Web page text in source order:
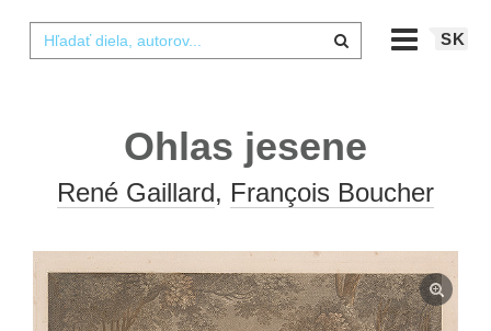
SK
Ohlas jesene
René Gaillard, François Boucher